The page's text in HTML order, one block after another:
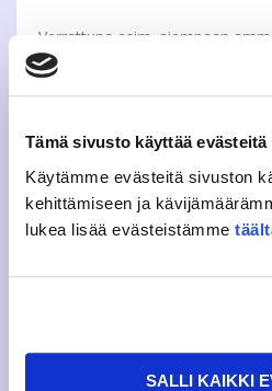
Tämä sivusto käyttää evästeitä
Käytämme evästeitä sivuston
kehittämiseen ja
lukea lisää evästeistämme
SALLI KAIKKI
Verrattuna esim. aiempaan
koen, että järjestötyö on
arvokasta. Se on myös
ihmisläheistä työtä. Mielikuva
venyisivätkin. Aktiivisten
koska nuorethan ovat
pyörittävät tätä maata ja
Vapaaehtoistoimijoiden
reilun kymmenen vuotta –
toimijoiden tueksi on palkattu